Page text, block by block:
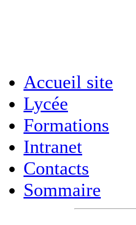
Accueil site
Lycée
Formations
Intranet
Contacts
Sommaire